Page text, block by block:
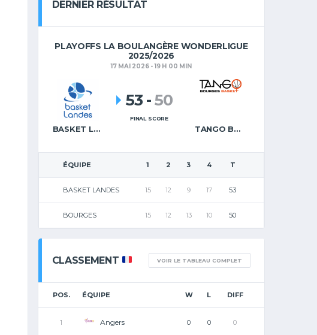
DERNIER RÉSULTAT
PLAYOFFS LA BOULANGÈRE WONDERLIGUE
2025/2026
17 MAI 2026 - 19 H 00 MIN
BASKET LANDES TANGO BOURGES BASKET
53 -50
FINAL SCORE
ÉQUIPE 1 2 3 4 T
BASKET LANDES 15 12 9 17 53
BOURGES 15 12 13 10 50
CLASSEMENT VOIR LE TABLEAU COMPLET
POS. ÉQUIPE W L DIFF
1 Angers 0 0 0